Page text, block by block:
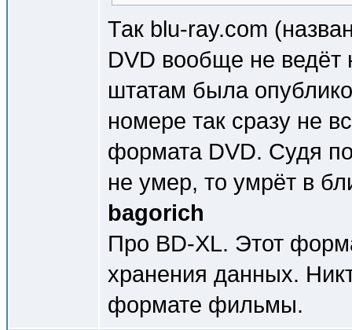
Так blu-ray.com
DVD вообще не ведёт
штатам была
номере так сразу не
формата DVD. Судя
не умер, то умрёт в
bagorich
Про BD-XL. Этот
хранения данных.
формате фильмы.